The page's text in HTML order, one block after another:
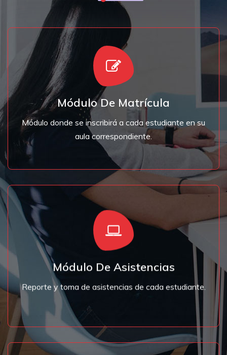
Módulo De Matrícula
Módulo donde se inscribirá a cada estudiante en su
aula correspondiente.
Matricular Estudiante
Módulo donde se inscribirá a cada estudiante en su
aula correspondiente, durante el periodo educativo
Módulo De Asistencias
Reporte y toma de asistencias de cada estudiante.
Asistencias Del Estudiante
Lleva integrado un módulo de asistencia para llevar
un control estricto del alumnado de su institución, la
que después se mostrara en la libreta de notas.